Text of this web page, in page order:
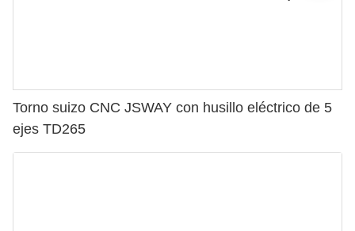
Torno suizo CNC JSWAY con husillo eléctrico de 5
ejes TD265